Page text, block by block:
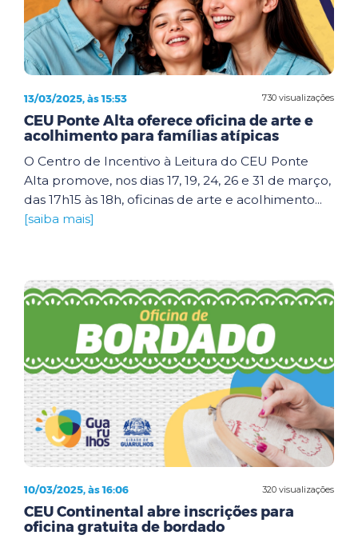
730 visualizações
13/03/2025, às 15:53
CEU Ponte Alta oferece oficina de arte e
acolhimento para famílias atípicas
O Centro de Incentivo à Leitura do CEU Ponte
Alta promove, nos dias 17, 19, 24, 26 e 31 de março,
das 17h15 às 18h, oficinas de arte e acolhimento...
[saiba mais]
320 visualizações
10/03/2025, às 16:06
CEU Continental abre inscrições para
oficina gratuita de bordado